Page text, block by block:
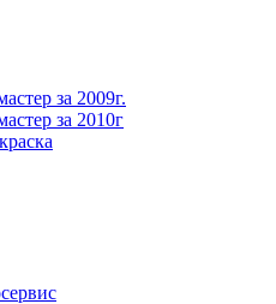
за 2009г.
за 2010г